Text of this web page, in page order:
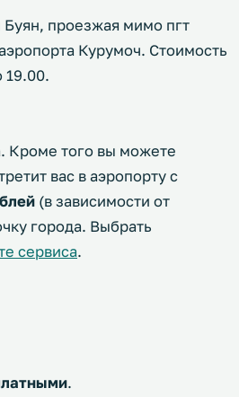
проезжая мимо пгт
Курумоч. Стоимость
19.00.
Кроме того вы можете
вас в аэропорту с
(в зависимости от
города. Выбрать
сервиса.
.